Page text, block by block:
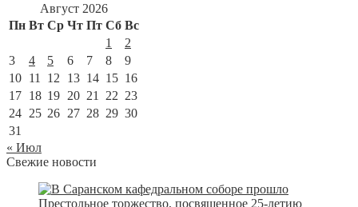
Август 2026
Пн Вт Ср Чт Пт Сб Вс
1
2
3
4 5 6 7 8
9
10 11 12 13 14 15 16
17 18 19 20 21 22 23
24 25 26 27 28 29 30
31
« Июл
Свежие новости